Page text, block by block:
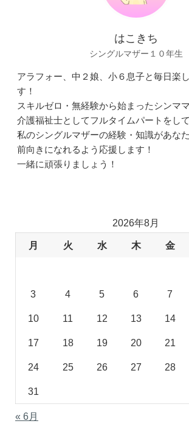
はこきち
シングルマザー１０年生
アラフォー、中２娘、小６息子と毎日楽
す！
スキルゼロ・無経験から始まったシンマ
介護福祉士としてフルタイムパートをして
私のシングルマザーの経験・知識があな
前向きになれるよう応援します！
一緒に頑張りましょう！
2026年8月
月 火 水 木 金
3 4 5 6 7
10 11 12 13 14
17 18 19 20 21
24 25 26 27 28
31
« 6月